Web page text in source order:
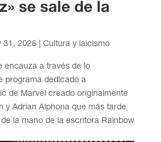
se sale de la
31, 2026| Cultura y laicismo
encauza a través de lo
programa dedicado a
de Marvel creado originalmente
y Adrian Alphona que más tarde
la mano de la escritora Rainbow